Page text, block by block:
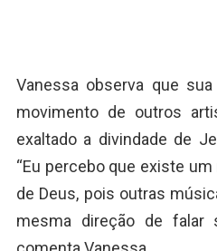
Vanessa observa que
movimento de outros
exaltado a divindade de
“Eu percebo que existe
de Deus, pois outras
mesma direção de falar